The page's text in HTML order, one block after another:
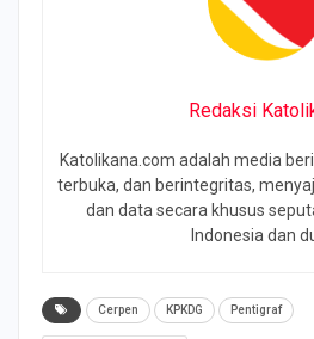
Redaksi
Katolikana.com adalah media
terbuka, dan berintegritas,
dan data secara khusus
Indonesia dan
Cerpen KPKDG Pentigraf